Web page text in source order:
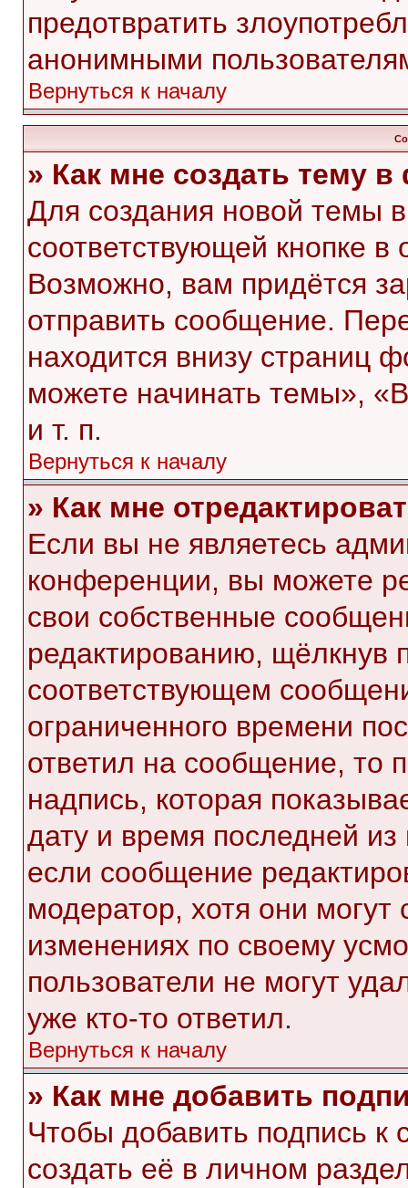
предотвратить
анонимными
Вернуться к началу
» Как мне создать тему
Для создания новой темы
соответствующей кнопке
Возможно, вам придётся
отправить сообщение.
находится внизу
можете начинать темы»,
и т. п.
Вернуться к началу
» Как мне
Если вы не являетесь
конференции, вы можете
свои собственные
редактированию, щёлкнув
соответствующем
ограниченного времени
ответил на сообщение, то
надпись, которая
дату и время последней
если сообщение
модератор, хотя они
изменениях по своему
пользователи не могут
уже кто-то ответил.
Вернуться к началу
» Как мне добавить
Чтобы добавить подпись
создать её в личном